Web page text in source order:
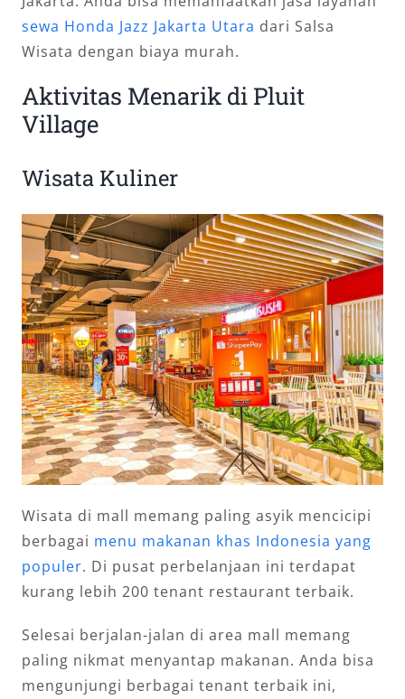
sewa Honda Jazz Jakarta Utara dari Salsa
Wisata dengan biaya murah.
Aktivitas Menarik di Pluit
Village
Wisata Kuliner
Wisata di mall memang paling asyik mencicipi
berbagai menu makanan khas Indonesia yang
populer. Di pusat perbelanjaan ini terdapat
kurang lebih 200 tenant restaurant terbaik.
Selesai berjalan-jalan di area mall memang
paling nikmat menyantap makanan. Anda bisa
mengunjungi berbagai tenant terbaik ini,